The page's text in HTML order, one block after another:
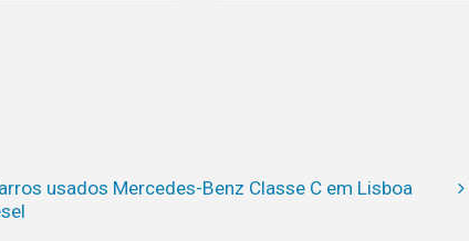
usados Mercedes-Benz Classe C em Lisboa